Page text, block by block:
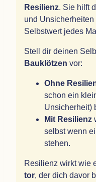
Resi­li­enz. Sie hilft
und
Selbst­wert jedes
Stell dir dei­nen
Bau­klöt­zen vor:
Ohne
schon ein
Unsi­cher­heit)
Mit Resi­li­enz
selbst wenn
stehen.
Resi­li­enz wirkt wie
tor, der dich davor